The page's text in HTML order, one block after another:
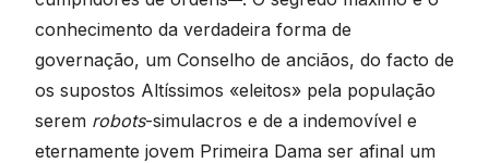
conhecimento da verdadeira forma de
governação, um Conselho de anciãos, do facto de
os supostos Altíssimos «eleitos» pela população
serem robots-simulacros e de a indemovível e
eternamente jovem Primeira Dama ser afinal um